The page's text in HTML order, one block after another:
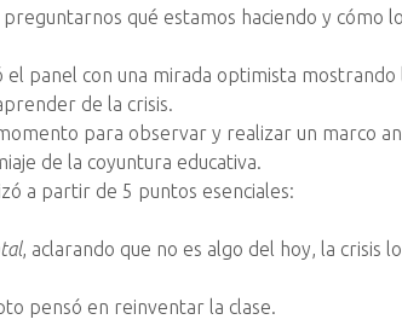
qué estamos haciendo y cómo
el panel con una mirada optimista mostrando
de la crisis.
para observar y realizar un marco
de la coyuntura educativa.
a partir de 5 puntos esenciales:
, aclarando que no es algo del hoy, la crisis
pensó en reinventar la clase.